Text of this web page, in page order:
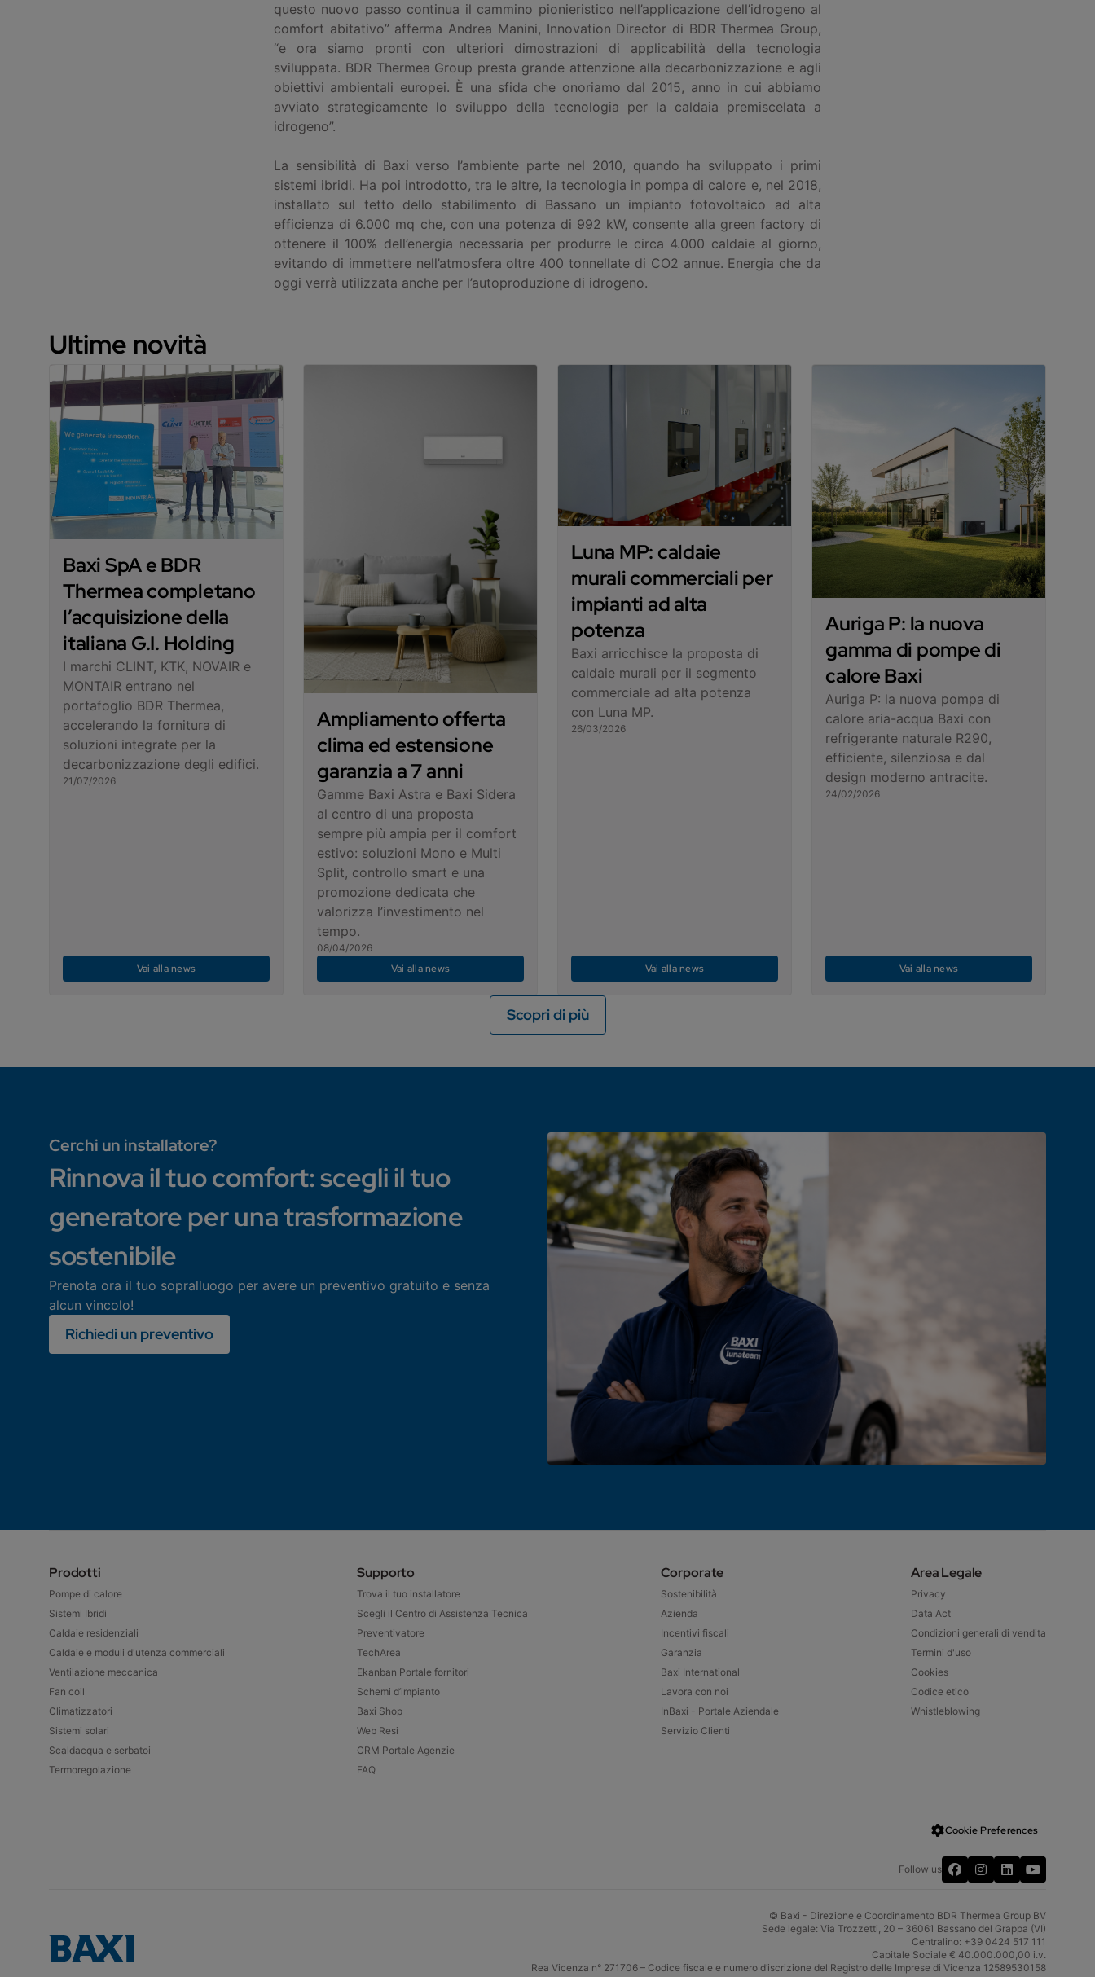
questo nuovo passo continua il cammino pionieristico nell’applicazione dell’idrogeno al
comfort abitativo” afferma Andrea Manini, Innovation Director di BDR Thermea Group,
“e ora siamo pronti con ulteriori dimostrazioni di applicabilità della tecnologia
sviluppata. BDR Thermea Group presta grande attenzione alla decarbonizzazione e agli
obiettivi ambientali europei. È una sfida che onoriamo dal 2015, anno in cui abbiamo
avviato strategicamente lo sviluppo della tecnologia per la caldaia premiscelata a
idrogeno”.
La sensibilità di Baxi verso l’ambiente parte nel 2010, quando ha sviluppato i primi
sistemi ibridi. Ha poi introdotto, tra le altre, la tecnologia in pompa di calore e, nel 2018,
installato sul tetto dello stabilimento di Bassano un impianto fotovoltaico ad alta
efficienza di 6.000 mq che, con una potenza di 992 kW, consente alla green factory di
ottenere il 100% dell’energia necessaria per produrre le circa 4.000 caldaie al giorno,
evitando di immettere nell’atmosfera oltre 400 tonnellate di CO2 annue. Energia che da
oggi verrà utilizzata anche per l’autoproduzione di idrogeno.
Ultime novità
Baxi SpA e BDR
Thermea completano
l’acquisizione della
italiana G.I. Holding
I marchi CLINT, KTK, NOVAIR e
MONTAIR entrano nel
portafoglio BDR Thermea,
accelerando la fornitura di
soluzioni integrate per la
decarbonizzazione degli edifici.
21/07/2026
Vai alla news
Ampliamento offerta
clima ed estensione
garanzia a 7 anni
Gamme Baxi Astra e Baxi Sidera
al centro di una proposta
sempre più ampia per il comfort
estivo: soluzioni Mono e Multi
Split, controllo smart e una
promozione dedicata che
valorizza l’investimento nel
tempo.
08/04/2026
Vai alla news
Luna MP: caldaie
murali commerciali per
impianti ad alta
potenza
Baxi arricchisce la proposta di
caldaie murali per il segmento
commerciale ad alta potenza
con Luna MP.
26/03/2026
Vai alla news
Auriga P: la nuova
gamma di pompe di
calore Baxi
Auriga P: la nuova pompa di
calore aria-acqua Baxi con
refrigerante naturale R290,
efficiente, silenziosa e dal
design moderno antracite.
24/02/2026
Vai alla news
Scopri di più
Cerchi un installatore?
Rinnova il tuo comfort: scegli il tuo
generatore per una trasformazione
sostenibile
Prenota ora il tuo sopralluogo per avere un preventivo gratuito e senza
alcun vincolo!
Richiedi un preventivo
Prodotti
Pompe di calore
Sistemi Ibridi
Caldaie residenziali
Caldaie e moduli d'utenza commerciali
Ventilazione meccanica
Fan coil
Climatizzatori
Sistemi solari
Scaldacqua e serbatoi
Termoregolazione
Supporto
Trova il tuo installatore
Scegli il Centro di Assistenza Tecnica
Preventivatore
TechArea
Ekanban Portale fornitori
Schemi d’impianto
Baxi Shop
Web Resi
CRM Portale Agenzie
FAQ
Corporate
Sostenibilità
Azienda
Incentivi fiscali
Garanzia
Baxi International
Lavora con noi
InBaxi - Portale Aziendale
Servizio Clienti
Area Legale
Privacy
Data Act
Condizioni generali di vendita
Termini d'uso
Cookies
Codice etico
Whistleblowing
Cookie Preferences
Follow us Facebook
LinkedIn
YouTube
© Baxi - Direzione e Coordinamento BDR Thermea Group BV
Sede legale: Via Trozzetti, 20 – 36061 Bassano del Grappa (VI)
Centralino: +39 0424 517 111
Capitale Sociale € 40.000.000,00 i.v.
Rea Vicenza n° 271706 – Codice fiscale e numero d’iscrizione del Registro delle Imprese di Vicenza 12589530158